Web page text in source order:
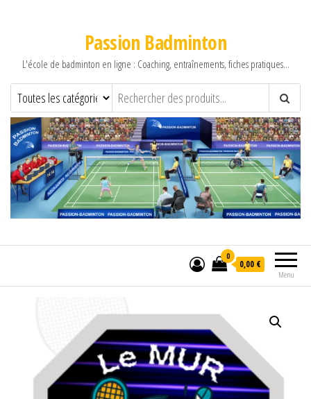
Passion Badminton
L'école de badminton en ligne : Coaching, entraînements, fiches pratiques…
Menu
0
0,00 €